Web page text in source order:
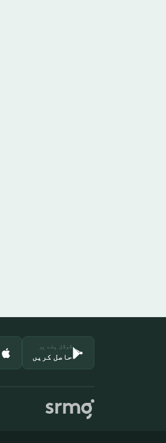
گوگل پلے پر
حاصل کریں